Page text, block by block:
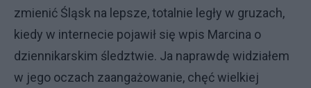
zmienić Śląsk na lepsze, totalnie legły w gruzach,
kiedy w internecie pojawił się wpis Marcina o
dziennikarskim śledztwie. Ja naprawdę widziałem
w jego oczach zaangażowanie, chęć wielkiej